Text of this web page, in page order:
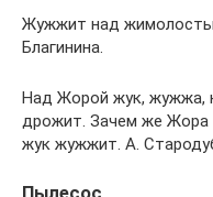
Жужжит над
Благинина.
Над Жорой жук, жужжа,
дрожит. Зачем же Жора
жук жужжит. А.